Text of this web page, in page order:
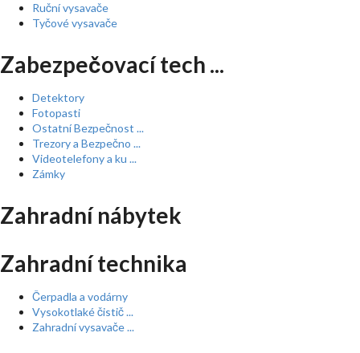
Ruční vysavače
Tyčové vysavače
Zabezpečovací tech ...
Detektory
Fotopasti
Ostatní Bezpečnost ...
Trezory a Bezpečno ...
Videotelefony a ku ...
Zámky
Zahradní nábytek
Zahradní technika
Čerpadla a vodárny
Vysokotlaké čistič ...
Zahradní vysavače ...